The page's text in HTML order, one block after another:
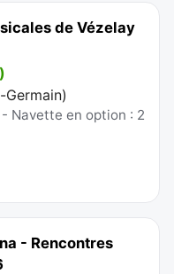
de Vézelay
Germain)
Navette en option : 2
- Rencontres